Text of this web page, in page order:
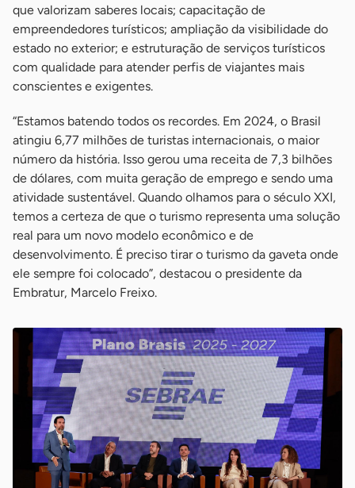
que valorizam saberes locais; capacitação de
empreendedores turísticos; ampliação da visibilidade do
estado no exterior; e estruturação de serviços turísticos
com qualidade para atender perfis de viajantes mais
conscientes e exigentes.
“Estamos batendo todos os recordes. Em 2024, o Brasil
atingiu 6,77 milhões de turistas internacionais, o maior
número da história. Isso gerou uma receita de 7,3 bilhões
de dólares, com muita geração de emprego e sendo uma
atividade sustentável. Quando olhamos para o século XXI,
temos a certeza de que o turismo representa uma solução
real para um novo modelo econômico e de
desenvolvimento. É preciso tirar o turismo da gaveta onde
ele sempre foi colocado”, destacou o presidente da
Embratur, Marcelo Freixo.